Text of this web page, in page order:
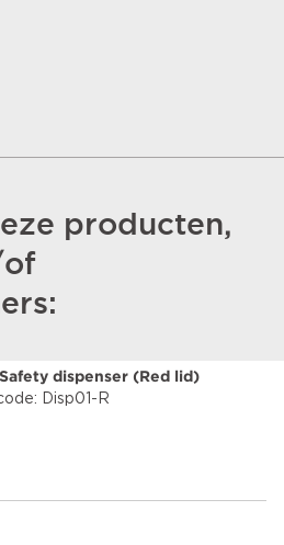
producten,
dispenser (Red lid)
Disp01-R